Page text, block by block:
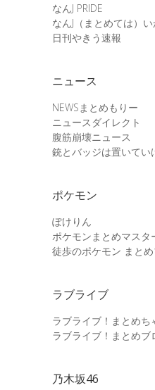
なんJ PRIDE
なんJ（まとめては）
日刊やきう速報
ニュース
NEWSまとめもりー
ニュースダイレクト
腹筋崩壊ニュース
銃とバッジは置いてい
ポケモン
ぽけりん
ポケモンまとめマスタ
徒歩のポケモン まと
ラブライブ
ラブライブ！まとめち
ラブライブ！まとめ
乃木坂46